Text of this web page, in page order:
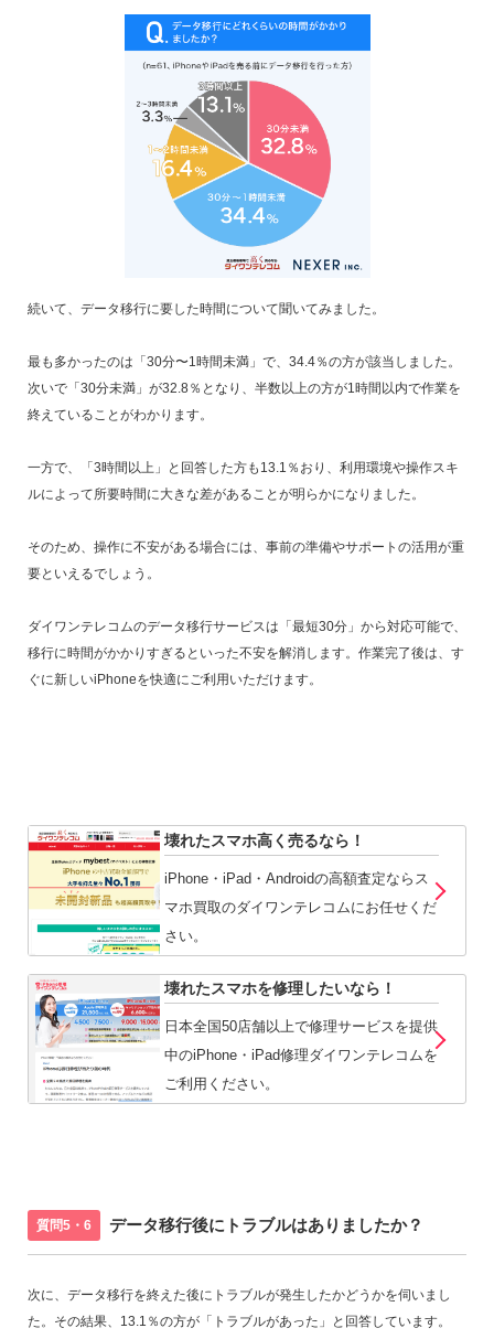
続いて、データ移行に要した時間について聞いてみました。
最も多かったのは「30分〜1時間未満」で、34.4％の方が該当しました。
次いで「30分未満」が32.8％となり、半数以上の方が1時間以内で作業を
終えていることがわかります。
一方で、「3時間以上」と回答した方も13.1％おり、利用環境や操作スキ
ルによって所要時間に大きな差があることが明らかになりました。
そのため、操作に不安がある場合には、事前の準備やサポートの活用が重
要といえるでしょう。
ダイワンテレコムのデータ移行サービスは「最短30分」から対応可能で、
移行に時間がかかりすぎるといった不安を解消します。作業完了後は、す
ぐに新しいiPhoneを快適にご利用いただけます。
壊れたスマホ高く売るなら！
iPhone・iPad・Androidの高額査定ならス
マホ買取のダイワンテレコムにお任せくだ
さい。
壊れたスマホを修理したいなら！
日本全国50店舗以上で修理サービスを提供
中のiPhone・iPad修理ダイワンテレコムを
ご利用ください。
質問5・6 データ移行後にトラブルはありましたか？
次に、データ移行を終えた後にトラブルが発生したかどうかを伺いまし
た。その結果、13.1％の方が「トラブルがあった」と回答しています。